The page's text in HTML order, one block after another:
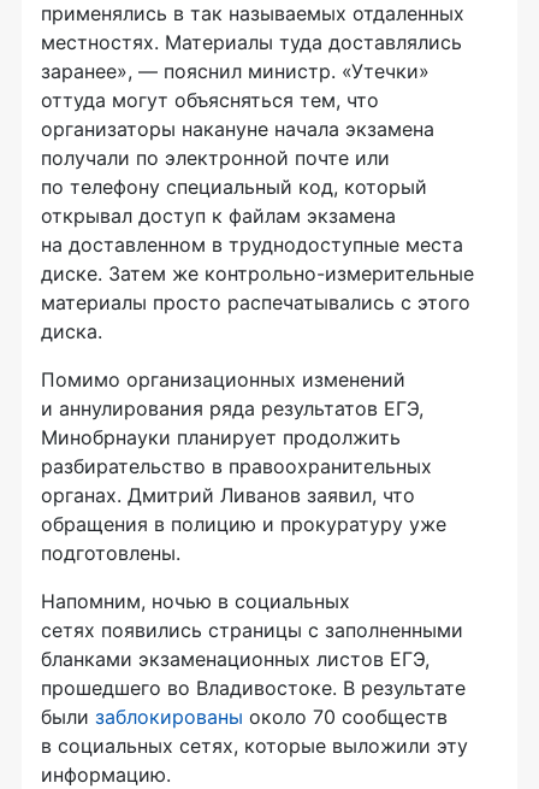
применялись в так называемых отдаленных
местностях. Материалы туда доставлялись
заранее», — пояснил министр. «Утечки»
оттуда могут объясняться тем, что
организаторы накануне начала экзамена
получали по электронной почте или
по телефону специальный код, который
открывал доступ к файлам экзамена
на доставленном в труднодоступные места
диске. Затем же контрольно-измерительные
материалы просто распечатывались с этого
диска.
Помимо организационных изменений
и аннулирования ряда результатов ЕГЭ,
Минобрнауки планирует продолжить
разбирательство в правоохранительных
органах. Дмитрий Ливанов заявил, что
обращения в полицию и прокуратуру уже
подготовлены.
Напомним, ночью в социальных
сетях появились страницы с заполненными
бланками экзаменационных листов ЕГЭ,
прошедшего во Владивостоке. В результате
были заблокированы около 70 сообществ
в социальных сетях, которые выложили эту
информацию.